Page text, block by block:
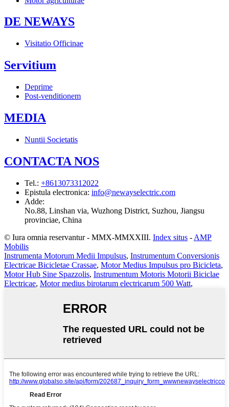
DE NEWAYS
Visitatio Officinae
Servitium
Deprime
Post-venditionem
MEDIA
Nuntii Societatis
CONTACTA NOS
Tel.: +8613073312022
Epistula electronica: info@newayselectric.com
Adde:
No.88, Linshan via, Wuzhong District, Suzhou, Jiangsu
provinciae, China
© Iura omnia reservantur - MMX-MMXXIII. Index situs - AMP
Mobilis
Instrumenta Motorum Medii Impulsus, Instrumentum Conversionis
Electricae Bicicletae Crassae, Motor Medius Impulsus pro Bicicleta,
Motor Hub Sine Spazzolis, Instrumentum Motoris Motorii Biciclae
Electricae, Motor medius birotarum electricarum 500 Watt,